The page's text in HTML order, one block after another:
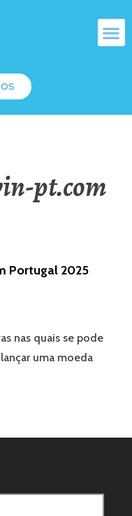
pt.com
Portugal 2025
nas quais se pode
uma moeda